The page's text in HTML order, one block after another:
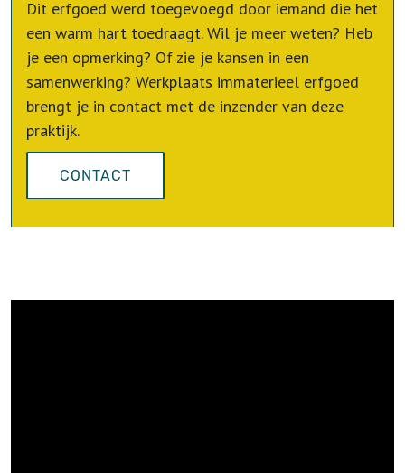
Dit erfgoed werd toegevoegd door iemand die het
een warm hart toedraagt. Wil je meer weten? Heb
je een opmerking? Of zie je kansen in een
samenwerking? Werkplaats immaterieel erfgoed
brengt je in contact met de inzender van deze
praktijk.
CONTACT